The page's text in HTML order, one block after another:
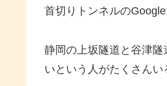
首切りトンネルの
静岡の上坂隧道と谷津
いという人がたくさんい